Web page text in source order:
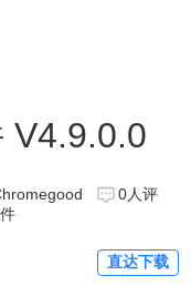
V4.9.0.0
0人评
直达下载